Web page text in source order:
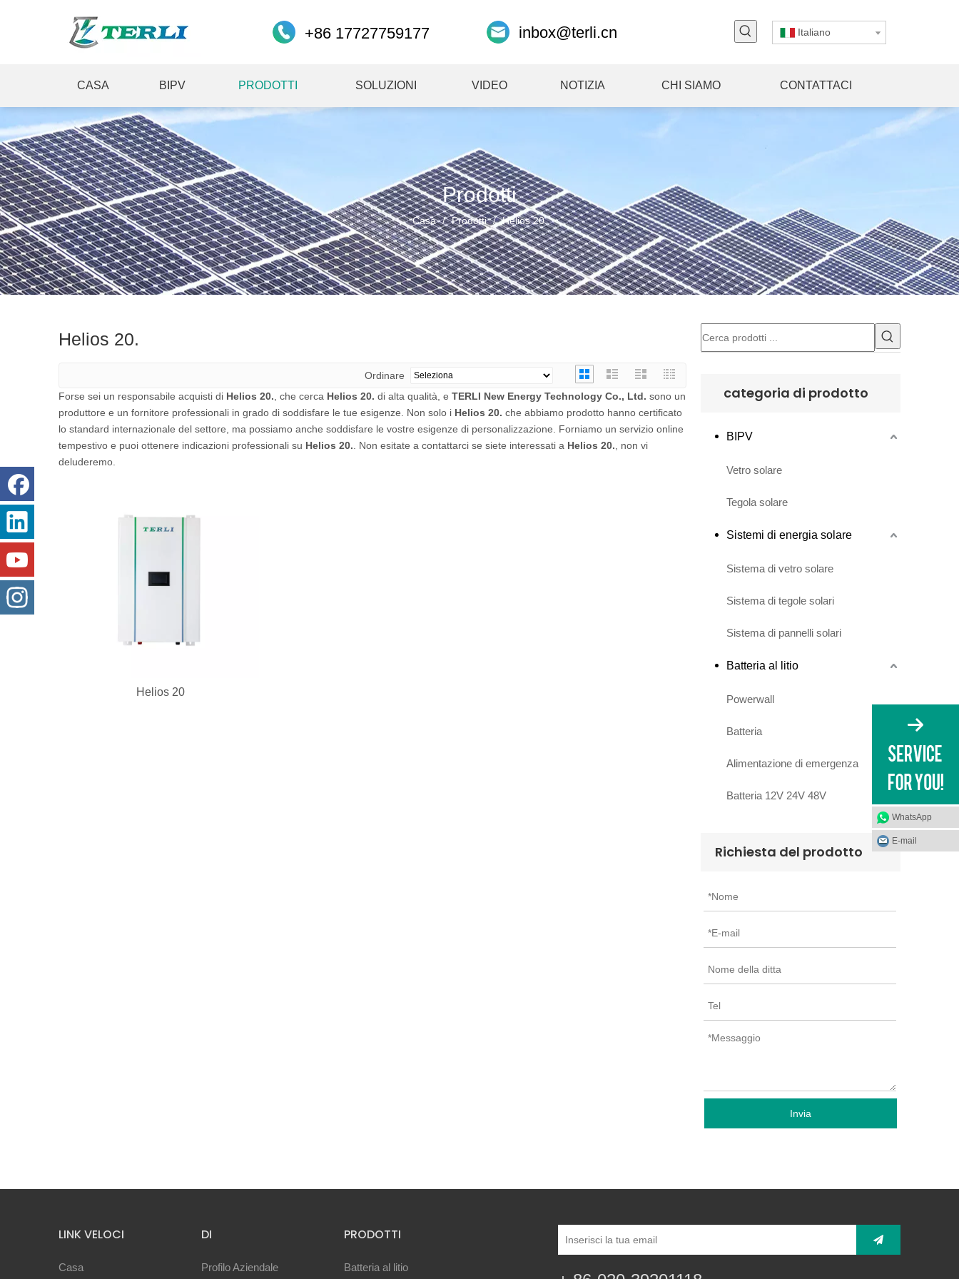
+86 17727759177 inbox@terli.cn Italiano
CASA BIPV PRODOTTI SOLUZIONI VIDEO NOTIZIA CHI SIAMO CONTATTACI
Prodotti
Casa / Prodotti / Helios 20.
Helios 20.
Ordinare
Forse sei un responsabile acquisti di Helios 20. , che cerca Helios 20. di alta qualità, e TERLI New Energy Technology Co., Ltd. sono un
produttore e un fornitore professionali in grado di soddisfare le tue esigenze. Non solo i Helios 20. che abbiamo prodotto hanno certificato
lo standard internazionale del settore, ma possiamo anche soddisfare le vostre esigenze di personalizzazione. Forniamo un servizio online
tempestivo e puoi ottenere indicazioni professionali su Helios 20. . Non esitate a contattarci se siete interessati a Helios 20. , non vi
deluderemo.
Helios 20
categoria di prodotto
BIPV
Vetro solare
Tegola solare
Sistemi di energia solare
Sistema di vetro solare
Sistema di tegole solari
Sistema di pannelli solari
Batteria al litio
Powerwall
Batteria
Alimentazione di emergenza
Batteria 12V 24V 48V
Richiesta del prodotto
Invia
LINK VELOCI
Casa
DI
Profilo Aziendale
PRODOTTI
Batteria al litio
WhatsApp
E-mail